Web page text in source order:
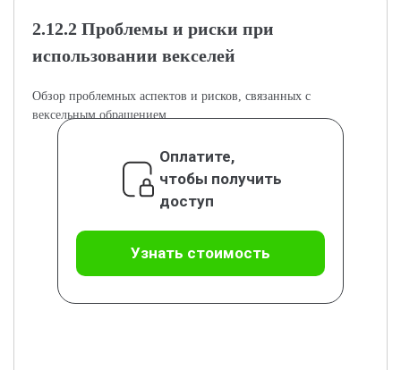
2.12.2 Проблемы и риски при
использовании векселей
Обзор проблемных аспектов и рисков, связанных с
вексельным обращением.
Оплатите,
чтобы получить
доступ
Узнать стоимость